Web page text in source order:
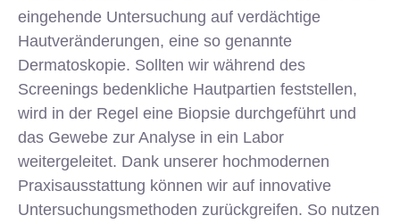
eingehende Untersuchung auf verdächtige
Hautveränderungen, eine so genannte
Dermatoskopie. Sollten wir während des
Screenings bedenkliche Hautpartien feststellen,
wird in der Regel eine Biopsie durchgeführt und
das Gewebe zur Analyse in ein Labor
weitergeleitet. Dank unserer hochmodernen
Praxisausstattung können wir auf innovative
Untersuchungsmethoden zurückgreifen. So nutzen